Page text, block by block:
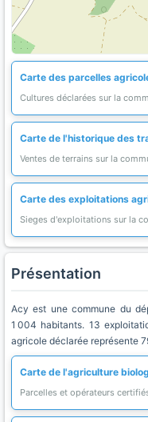
Carte des parcelles
Cultures déclarées sur la
Carte de l'historique des
Ventes de terrains sur la
Carte des exploitations
Sieges d'exploitations sur la
Présentation
Acy est une commune du
1 004 habitants. 13
agricole déclarée représente
Carte de l'agriculture
Parcelles et opérateurs